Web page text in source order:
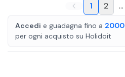
1 2 ...
Accedi e guadagna fino a 2000
per ogni acquisto su Holidoit